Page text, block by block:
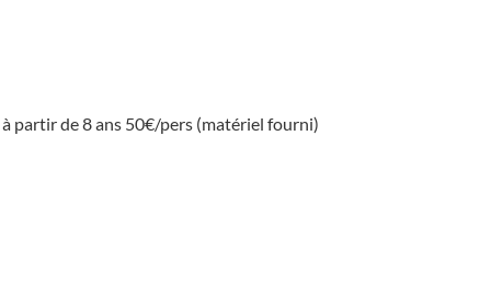
partir de 8 ans 50€/pers (matériel fourni)